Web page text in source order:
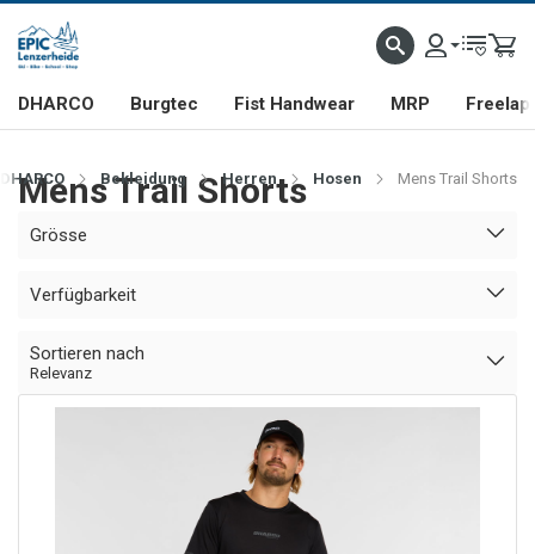
DHARCO Burgtec Fist Handwear MRP Freelap
DHARCO Bekleidung Herren Hosen Mens Trail Shorts
Mens Trail Shorts
Grösse
Verfügbarkeit
Sortieren nach
Relevanz